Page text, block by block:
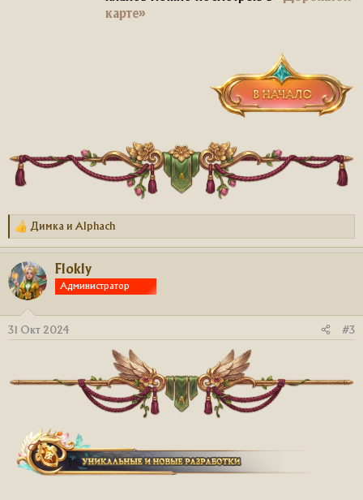
карте»
Р
е
к
ц
и
Димка и Alphach
Flokly
Администратор
31 Окт 2024 #3